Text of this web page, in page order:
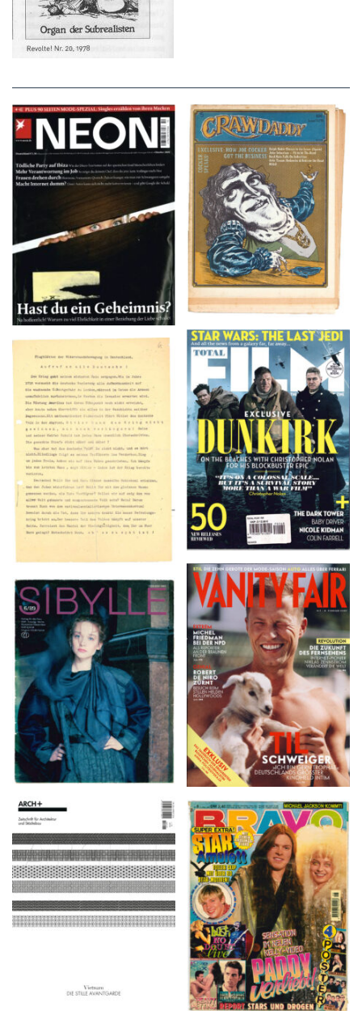
NEON – OKTOBER
2008
Crawdaddy – June/11/72
TOTAL FILM #260 –
SUMMER 2017
Flugblätter der Weissen
Rose – V, Januar 1943
VANITY FAIR – Nr. 7 –
8. Februar 2007
SIBYLLE 6/89
ARCH+ Nr. 226, Herbst
2016
BRAVO – Nr. 8, 13. Febr.
1997